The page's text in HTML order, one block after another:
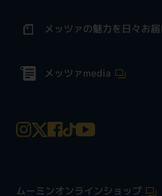
メッツァの魅力を日々お届
メッツァmedia
ムーミンオンラインショップ